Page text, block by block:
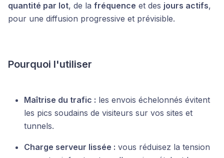
quantité par lot, de la fréquence et des jours actifs,
pour une diffusion progressive et prévisible.
Pourquoi l'utiliser
Maîtrise du trafic : les envois échelonnés évitent
les pics soudains de visiteurs sur vos sites et
tunnels.
Charge serveur lissée : vous réduisez la tension